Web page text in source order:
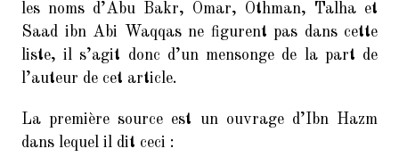
les noms d’Abu Bakr, Omar, Othman, Talha et
Saad ibn Abi Waqqas ne figurent pas dans cette
liste, il s’agit donc d’un mensonge de la part de
l’auteur de cet article.
La première source est un ouvrage d’Ibn Hazm
dans lequel il dit ceci :